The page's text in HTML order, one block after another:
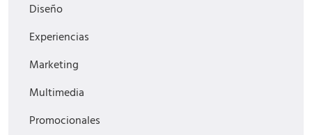
Diseño
Experiencias
Marketing
Multimedia
Promocionales